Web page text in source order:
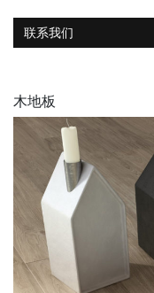
联系我们
木地板